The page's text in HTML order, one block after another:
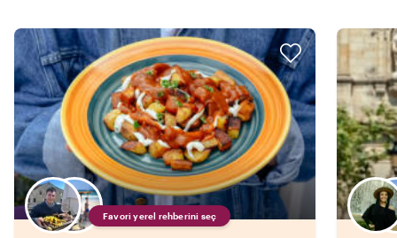
Favori yerel rehberini seç